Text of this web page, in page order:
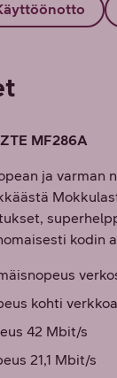
MF286A
ja varman
kodin
kohti
42 Mbit/s
21,1 Mbit/s